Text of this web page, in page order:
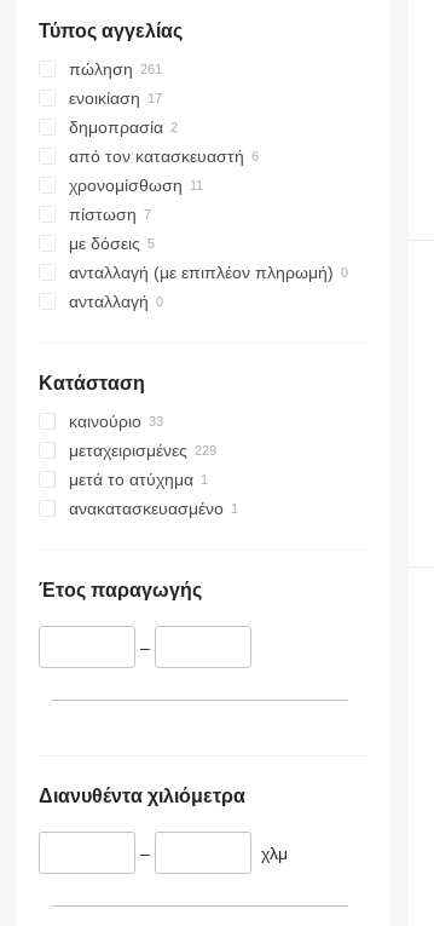
Τύπος αγγελίας
πώληση
ενοικίαση
δημοπρασία
από τον κατασκευαστή
χρονομίσθωση
πίστωση
με δόσεις
ανταλλαγή (με επιπλέον πληρωμή)
ανταλλαγή
Κατάσταση
καινούριο
μεταχειρισμένες
μετά το ατύχημα
ανακατασκευασμένο
Έτος παραγωγής
–
Διανυθέντα χιλιόμετρα
– χλμ